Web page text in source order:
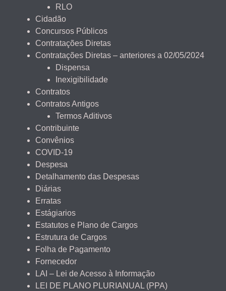
RLO
Cidadão
Concursos Públicos
Contratações Diretas
Contratações Diretas – anteriores a 02/05/2024
Dispensa
Inexigibilidade
Contratos
Contratos Antigos
Termos Aditivos
Contribuinte
Convênios
COVID-19
Despesa
Detalhamento das Despesas
Diárias
Erratas
Estágiarios
Estatutos e Plano de Cargos
Estrutura de Cargos
Folha de Pagamento
Fornecedor
LAI – Lei de Acesso à Informação
LEI DE PLANO PLURIANUAL (PPA)